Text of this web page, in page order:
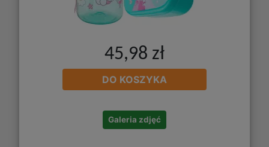
45,98 zł
DO KOSZYKA
Galeria zdjęć